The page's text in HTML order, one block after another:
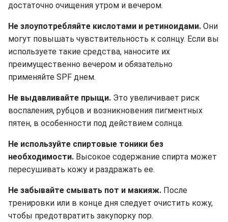
достаточно очищения утром и вечером.
Не злоупотребляйте кислотами и ретиноидами. Они
могут повышать чувствительность к солнцу. Если вы
используете такие средства, наносите их
преимущественно вечером и обязательно
применяйте SPF днем.
Не выдавливайте прыщи. Это увеличивает риск
воспаления, рубцов и возникновения пигментных
пятен, в особенности под действием солнца.
Не используйте спиртовые тоники без
необходимости. Высокое содержание спирта может
пересушивать кожу и раздражать ее.
Не забывайте смывать пот и макияж. После
тренировки или в конце дня следует очистить кожу,
чтобы предотвратить закупорку пор.